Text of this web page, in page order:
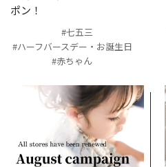
ポン！
#七五三
#ハーフバースデー・お誕生日
#赤ちゃん